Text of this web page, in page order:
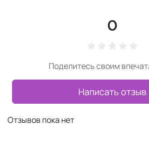
0
Поделитесь своим
Написать отзыв
Отзывов пока нет